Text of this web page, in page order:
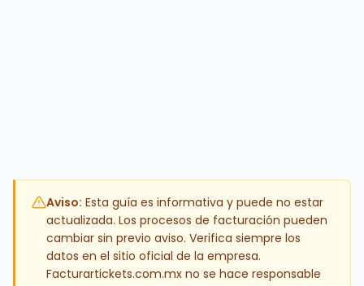
Aviso: Esta guía es informativa y puede no estar
actualizada. Los procesos de facturación pueden
cambiar sin previo aviso. Verifica siempre los
datos en el sitio oficial de la empresa.
Facturartickets.com.mx no se hace responsable